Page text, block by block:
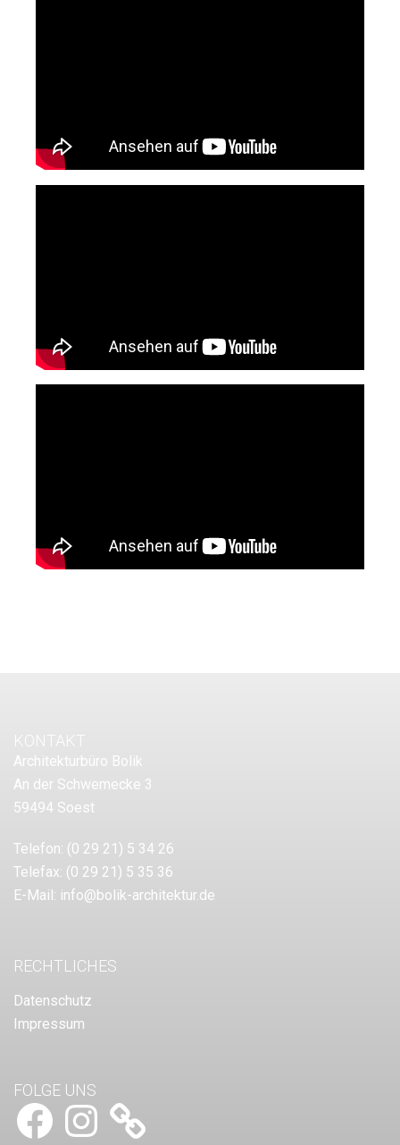
KONTAKT
Architekturbüro Bolik
An der Schwemecke 3
59494 Soest
Telefon: (0 29 21) 5 34 26
Telefax: (0 29 21) 5 35 36
E-Mail: info@bolik-architektur.de
RECHTLICHES
Datenschutz
Impressum
FOLGE UNS
FacebookInstagram